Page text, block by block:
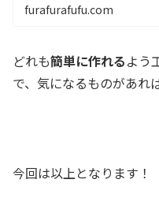
furafurafufu.com
どれも簡単に作れるよう
で、気になるものがあれ
今回は以上となります！